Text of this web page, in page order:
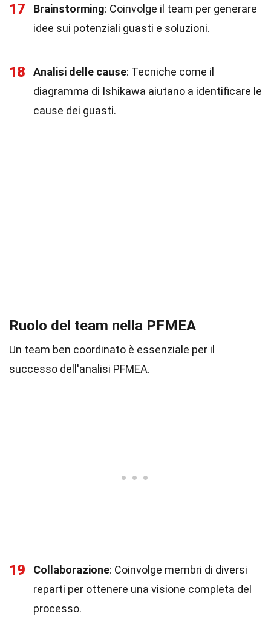
17 Brainstorming: Coinvolge il team per generare
idee sui potenziali guasti e soluzioni.
18 Analisi delle cause: Tecniche come il
diagramma di Ishikawa aiutano a identificare le
cause dei guasti.
Ruolo del team nella PFMEA
Un team ben coordinato è essenziale per il
successo dell'analisi PFMEA.
19 Collaborazione: Coinvolge membri di diversi
reparti per ottenere una visione completa del
processo.